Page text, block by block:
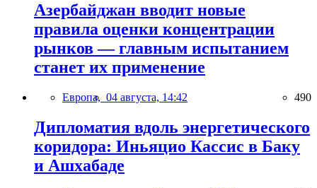
Азербайджан вводит новые
правила оценки концентрации
рынков — главным испытанием
станет их применение
Европа, 04 августа, 14:42 490
Дипломатия вдоль энергетического
коридора: Иньяцио Кассис в Баку
и Ашхабаде